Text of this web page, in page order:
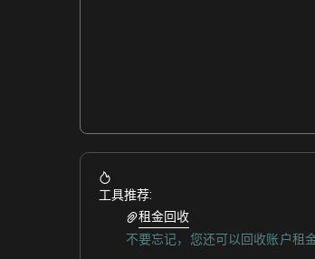
工具推荐:
租金回收
不要忘记，您还可以回收账户租